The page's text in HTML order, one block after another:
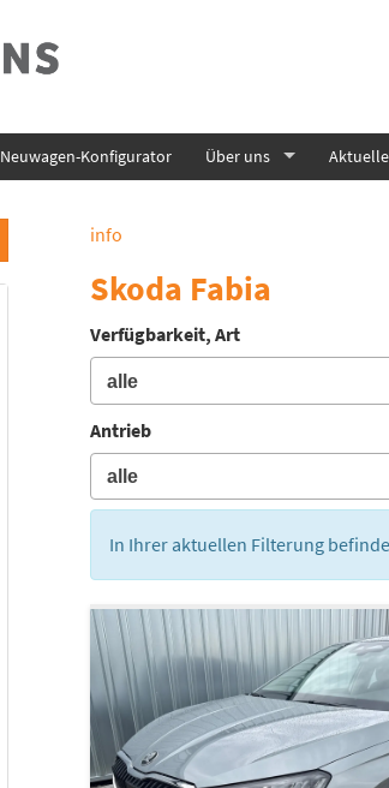
Neuwagen-Konfigurator Über uns
info
Skoda Fabia
Verfügbarkeit, Art
Antrieb
In Ihrer aktuellen Filterung